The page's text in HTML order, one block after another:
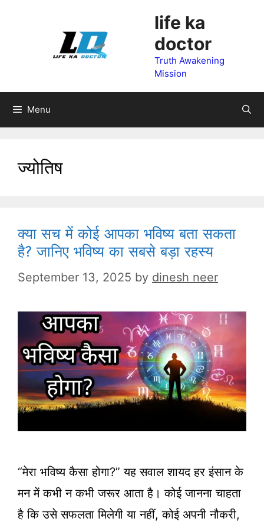
life ka
doctor
Truth Awakening
Mission
Menu
ज्योतिष
क्या सच में कोई आपका भविष्य बता सकता
है? जानिए भविष्य का सबसे बड़ा रहस्य
September 13, 2025 by dinesh neer
“मेरा भविष्य कैसा होगा?” यह सवाल शायद हर इंसान के
मन में कभी न कभी जरूर आता है। कोई जानना चाहता
है कि उसे सफलता मिलेगी या नहीं, कोई अपनी नौकरी,